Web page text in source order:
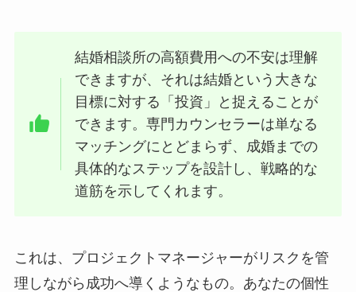
結婚相談所の高額費用への不安は理解
できますが、それは結婚という大きな
目標に対する「投資」と捉えることが
できます。専門カウンセラーは単なる
マッチングにとどまらず、成婚までの
具体的なステップを設計し、戦略的な
道筋を示してくれます。
これは、プロジェクトマネージャーがリスクを管
理しながら成功へ導くようなもの。あなたの個性